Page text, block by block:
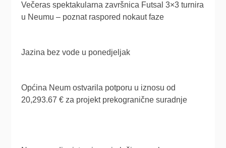
Večeras spektakularna završnica Futsal 3×3 turnira
u Neumu – poznat raspored nokaut faze
Jazina bez vode u ponedjeljak
Općina Neum ostvarila potporu u iznosu od
20,293.67 € za projekt prekogranične suradnje